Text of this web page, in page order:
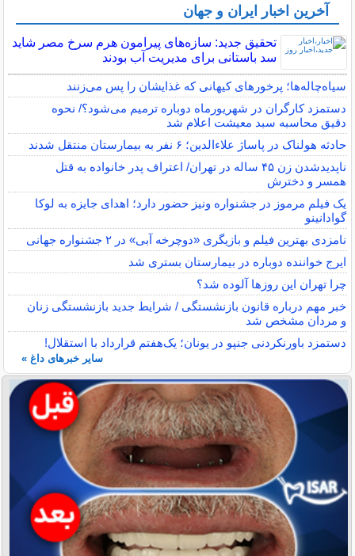
آخرین اخبار ایران و جهان
تحقیق جدید: سازه‌های پیرامون هرم سرخ مصر شاید
سد باستانی برای مدیریت آب بودند
سیاه‌چاله‌ها؛ پرخورهای کیهانی که غذایشان را پس می‌زنند
دستمزد کارگران در شهریورماه دوباره ترمیم می‌شود؟/ نحوه
دقیق محاسبه سبد معیشت اعلام شد
حادثه هولناک در پاساژ علاءالدین؛ ۶ نفر به بیمارستان منتقل شدند
ناپدیدشدن زن ۴۵ ساله در تهران/ اعتراف پدر خانواده به قتل
همسر و دخترش
یک فیلم مرموز در جشنواره ونیز حضور دارد؛ اهدای جایزه به لوکا
گوادانینو
نامزدی بهترین فیلم و بازیگری «دوچرخه آبی» در ۲ جشنواره جهانی
ایرج خواننده دوباره در بیمارستان بستری شد
چرا تهران این روزها آلوده شد؟
خبر مهم درباره قانون بازنشستگی / شرایط جدید بازنشستگی زنان
و مردان مشخص شد
دستمزد باورنکردنی جنپو در یونان؛ یک‌هفتم قرارداد با استقلال!
سایر خبرهای داغ »